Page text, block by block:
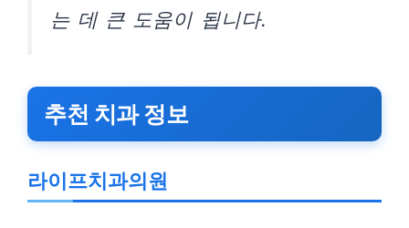
는 데 큰 도움이 됩니다.
추천 치과 정보
라이프치과의원